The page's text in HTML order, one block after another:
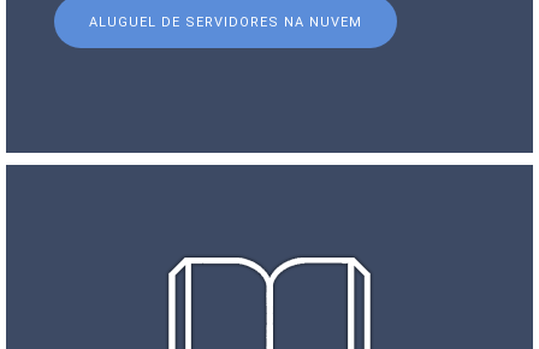
ALUGUEL DE SERVIDORES NA NUVEM